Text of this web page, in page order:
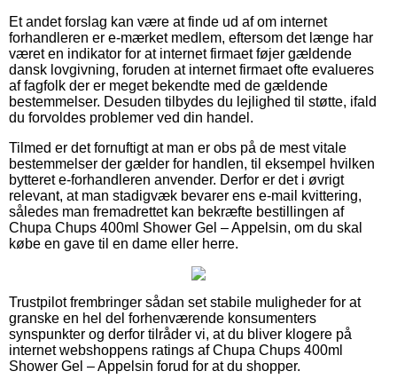
Et andet forslag kan være at finde ud af om internet
forhandleren er e-mærket medlem, eftersom det længe har
været en indikator for at internet firmaet føjer gældende
dansk lovgivning, foruden at internet firmaet ofte evalueres
af fagfolk der er meget bekendte med de gældende
bestemmelser. Desuden tilbydes du lejlighed til støtte, ifald
du forvoldes problemer ved din handel.
Tilmed er det fornuftigt at man er obs på de mest vitale
bestemmelser der gælder for handlen, til eksempel hvilken
bytteret e-forhandleren anvender. Derfor er det i øvrigt
relevant, at man stadigvæk bevarer ens e-mail kvittering,
således man fremadrettet kan bekræfte bestillingen af
Chupa Chups 400ml Shower Gel – Appelsin, om du skal
købe en gave til en dame eller herre.
Trustpilot frembringer sådan set stabile muligheder for at
granske en hel del forhenværende konsumenters
synspunkter og derfor tilråder vi, at du bliver klogere på
internet webshoppens ratings af Chupa Chups 400ml
Shower Gel – Appelsin forud for at du shopper.